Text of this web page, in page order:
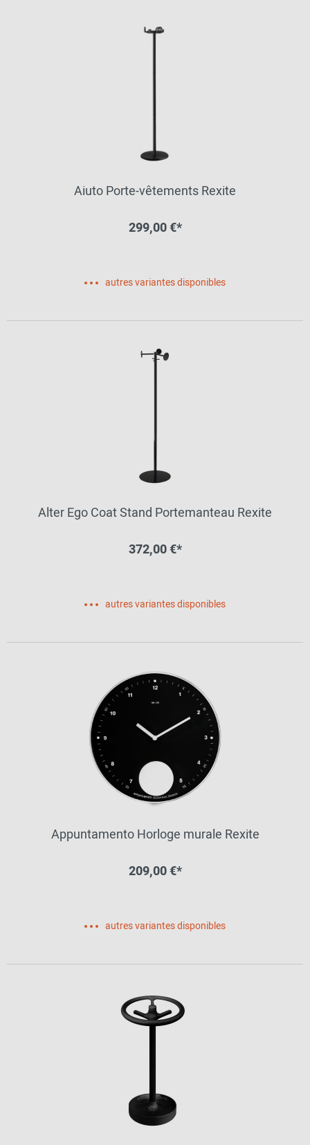
Aiuto Porte-vêtements Rexite
299,00 €*
autres variantes disponibles
Alter Ego Coat Stand Portemanteau Rexite
372,00 €*
autres variantes disponibles
Appuntamento Horloge murale Rexite
209,00 €*
autres variantes disponibles